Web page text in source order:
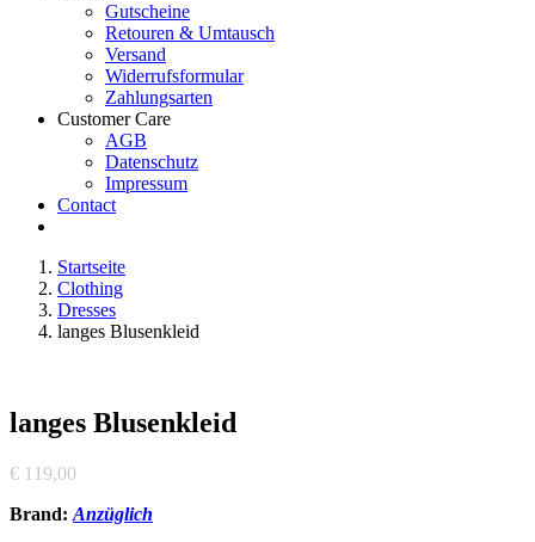
Gutscheine
Retouren & Umtausch
Versand
Widerrufsformular
Zahlungsarten
Customer Care
AGB
Datenschutz
Impressum
Contact
Startseite
Clothing
Dresses
langes Blusenkleid
langes Blusenkleid
€ 119,00
Brand: Anzüglich